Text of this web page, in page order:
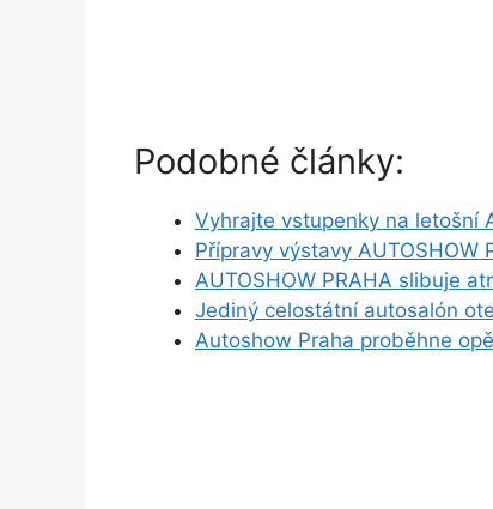
Podobné články:
Vyhrajte vstupenky na letošní
Přípravy výstavy AUTOSHOW
AUTOSHOW PRAHA slibuje
Jediný celostátní autosalón
Autoshow Praha proběhne